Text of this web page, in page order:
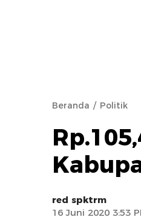
Beranda Politik
red spktrm
16 Juni 2020 3:53